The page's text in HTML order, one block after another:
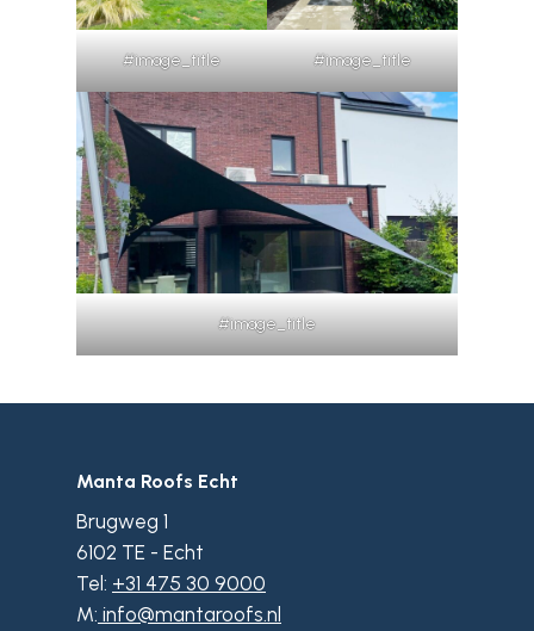
#image_title #image_title
#image_title
Manta Roofs Echt
Brugweg 1
6102 TE - Echt
Tel: +31 475 30 9000
M: info@mantaroofs.nl